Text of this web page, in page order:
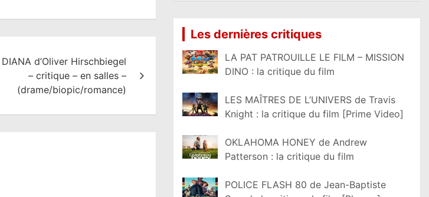
DIANA d’Oliver Hirschbiegel
– critique – en salles –
(drame/biopic/romance)
Les dernières critiques
LA PAT PATROUILLE LE FILM – MISSION
DINO : la critique du film
LES MAÎTRES DE L’UNIVERS de Travis
Knight : la critique du film [Prime Video]
OKLAHOMA HONEY de Andrew
Patterson : la critique du film
POLICE FLASH 80 de Jean-Baptiste